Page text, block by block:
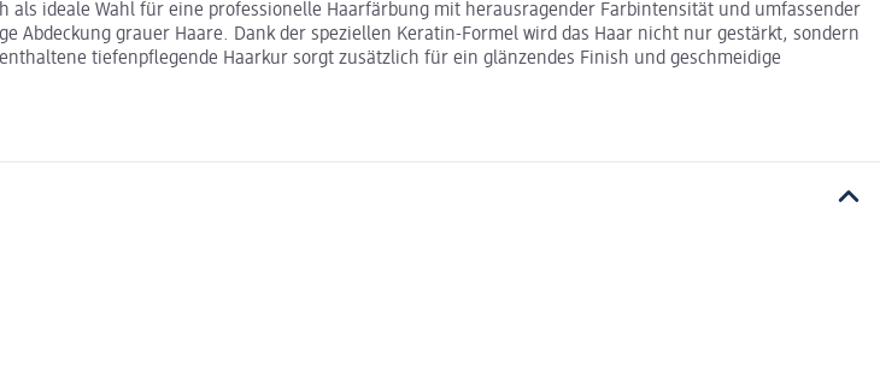
als ideale Wahl für eine professionelle Haarfärbung mit herausragender Farbintensität und umfassender
Abdeckung grauer Haare. Dank der speziellen Keratin-Formel wird das Haar nicht nur gestärkt, sondern
tiefenpflegende Haarkur sorgt zusätzlich für ein glänzendes Finish und geschmeidige